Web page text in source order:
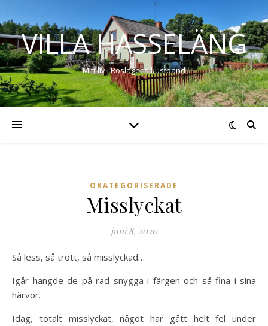
VILLA HASSELÄNG
Mitt liv i Roslagens kustband
OKATEGORISERADE
Misslyckat
juni 8, 2020
Så less, så trött, så misslyckad…
Igår hängde de på rad snygga i färgen och så fina i sina
härvor.
Idag, totalt misslyckat, något har gått helt fel under